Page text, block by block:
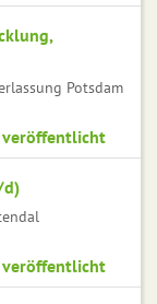
Potsdam
veröffentlicht
d)
veröffentlicht